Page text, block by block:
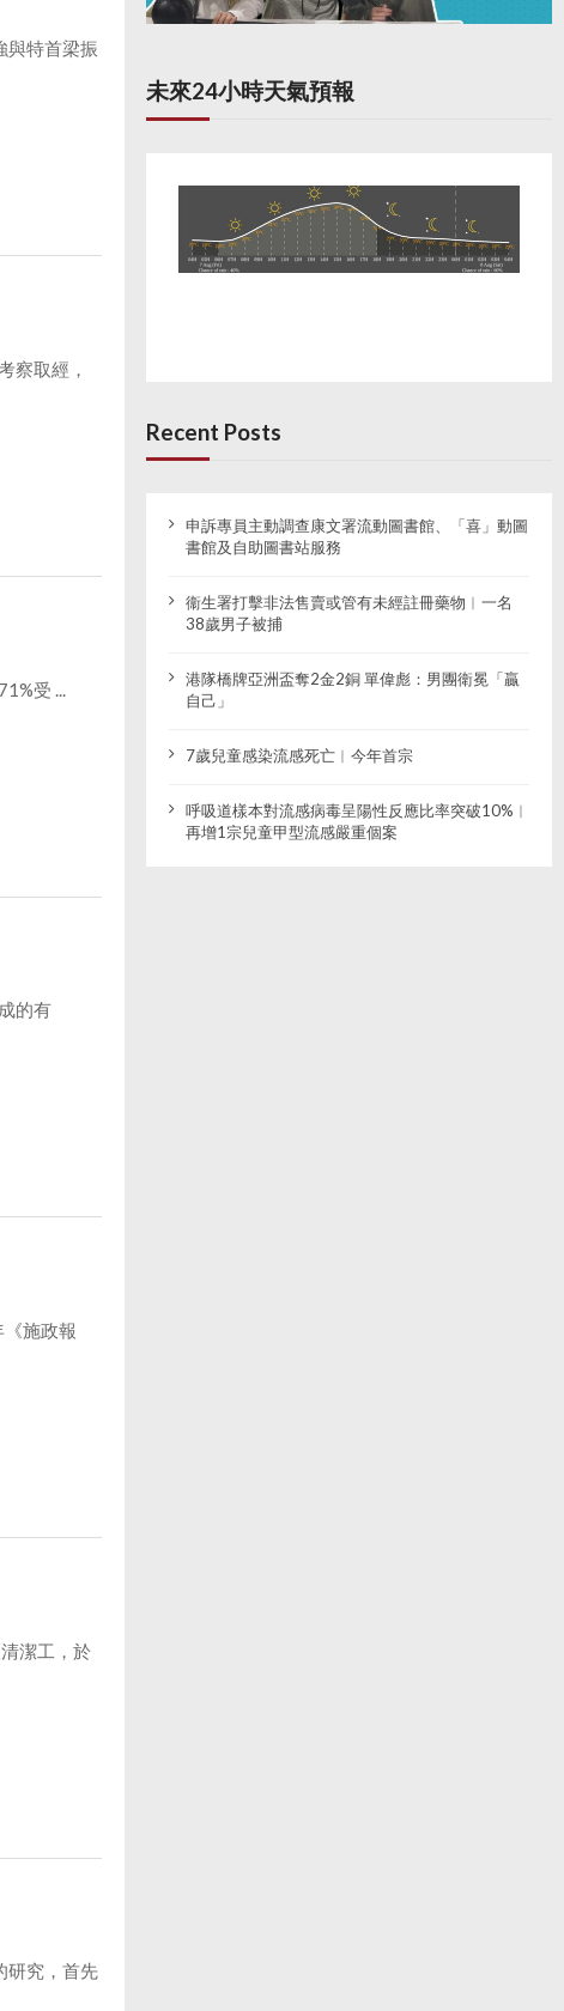
與特首梁振
察取經，
受 ...
的有
施政報
潔工，於
研究，首先
未來24小時天氣預報
Recent Posts
申訴專員主動調查康文署流動圖書館、「喜」動圖
書館及自助圖書站服務
衞生署打擊非法售賣或管有未經註冊藥物︱一名
38歲男子被捕
港隊橋牌亞洲盃奪2金2銅 單偉彪：男團衛冕「贏
自己」
7歲兒童感染流感死亡︱今年首宗
呼吸道樣本對流感病毒呈陽性反應比率突破10%︱
再增1宗兒童甲型流感嚴重個案